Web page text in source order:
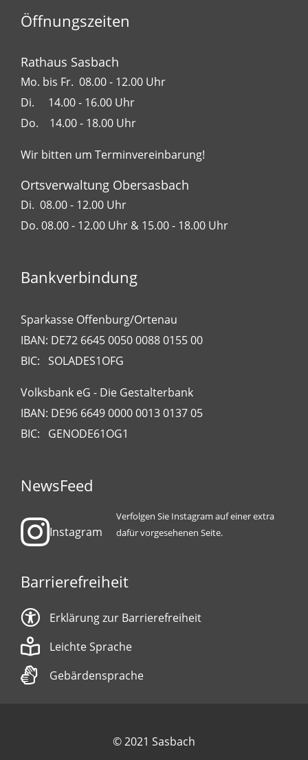
Öffnungszeiten
Rathaus Sasbach
Mo. bis Fr. 08.00 - 12.00 Uhr
Di. 14.00 - 16.00 Uhr
Do. 14.00 - 18.00 Uhr
Wir bitten um Terminvereinbarung!
Ortsverwaltung Obersasbach
Di. 08.00 - 12.00 Uhr
Do. 08.00 - 12.00 Uhr & 15.00 - 18.00 Uhr
Bankverbindung
Sparkasse Offenburg/Ortenau
IBAN: DE72 6645 0050 0088 0155 00
BIC: SOLADES1OFG
Volksbank eG - Die Gestalterbank
IBAN: DE96 6649 0000 0013 0137 05
BIC: GENODE61OG1
NewsFeed
Instagram
Verfolgen Sie Instagram auf einer extra
dafür vorgesehenen Seite.
Barrierefreiheit
Erklärung zur Barrierefreiheit
Leichte Sprache
Gebärdensprache
© 2021 Sasbach